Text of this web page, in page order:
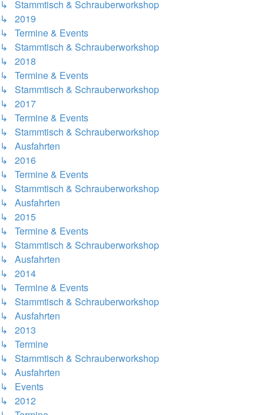
↳ Stammtisch & Schrauberworkshop
↳ 2019
↳ Termine & Events
↳ Stammtisch & Schrauberworkshop
↳ 2018
↳ Termine & Events
↳ Stammtisch & Schrauberworkshop
↳ 2017
↳ Termine & Events
↳ Stammtisch & Schrauberworkshop
↳ Ausfahrten
↳ 2016
↳ Termine & Events
↳ Stammtisch & Schrauberworkshop
↳ Ausfahrten
↳ 2015
↳ Termine & Events
↳ Stammtisch & Schrauberworkshop
↳ Ausfahrten
↳ 2014
↳ Termine & Events
↳ Stammtisch & Schrauberworkshop
↳ Ausfahrten
↳ 2013
↳ Termine
↳ Stammtisch & Schrauberworkshop
↳ Ausfahrten
↳ Events
↳ 2012